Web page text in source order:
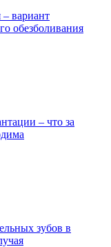
– вариант
обезболивания
– что за
зубов в